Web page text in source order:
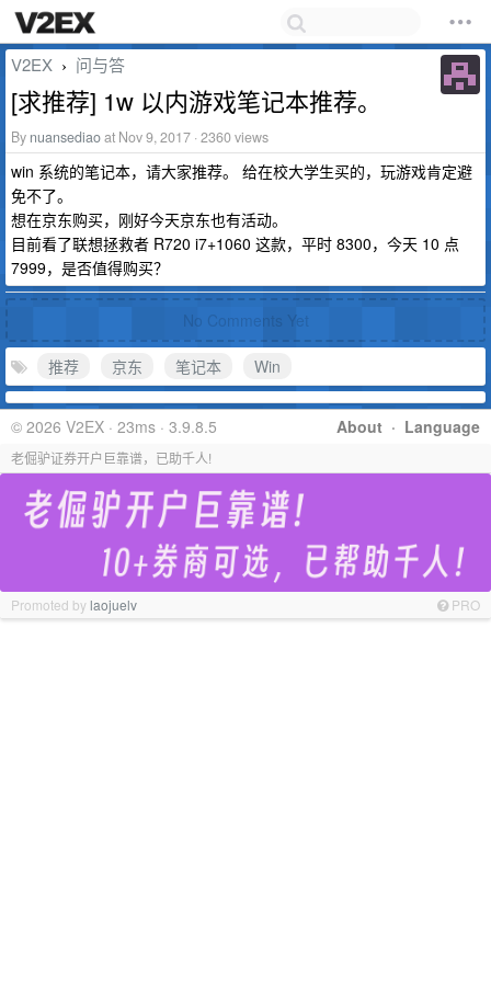
V2EX › 问与答
[求推荐] 1w 以内游戏笔记本推荐。
By nuansediaoat Nov 9, 2017 · 2360 views
win 系统的笔记本，请大家推荐。 给在校大学生买的，玩游戏肯定避
免不了。
想在京东购买，刚好今天京东也有活动。
目前看了联想拯救者 R720 i7+1060 这款，平时 8300，今天 10 点
7999，是否值得购买？
No Comments Yet
推荐 京东 笔记本 Win
About · Language
© 2026 V2EX · 23ms · 3.9.8.5
老倔驴证券开户巨靠谱，已助千人!
Promoted bylaojuelv PRO